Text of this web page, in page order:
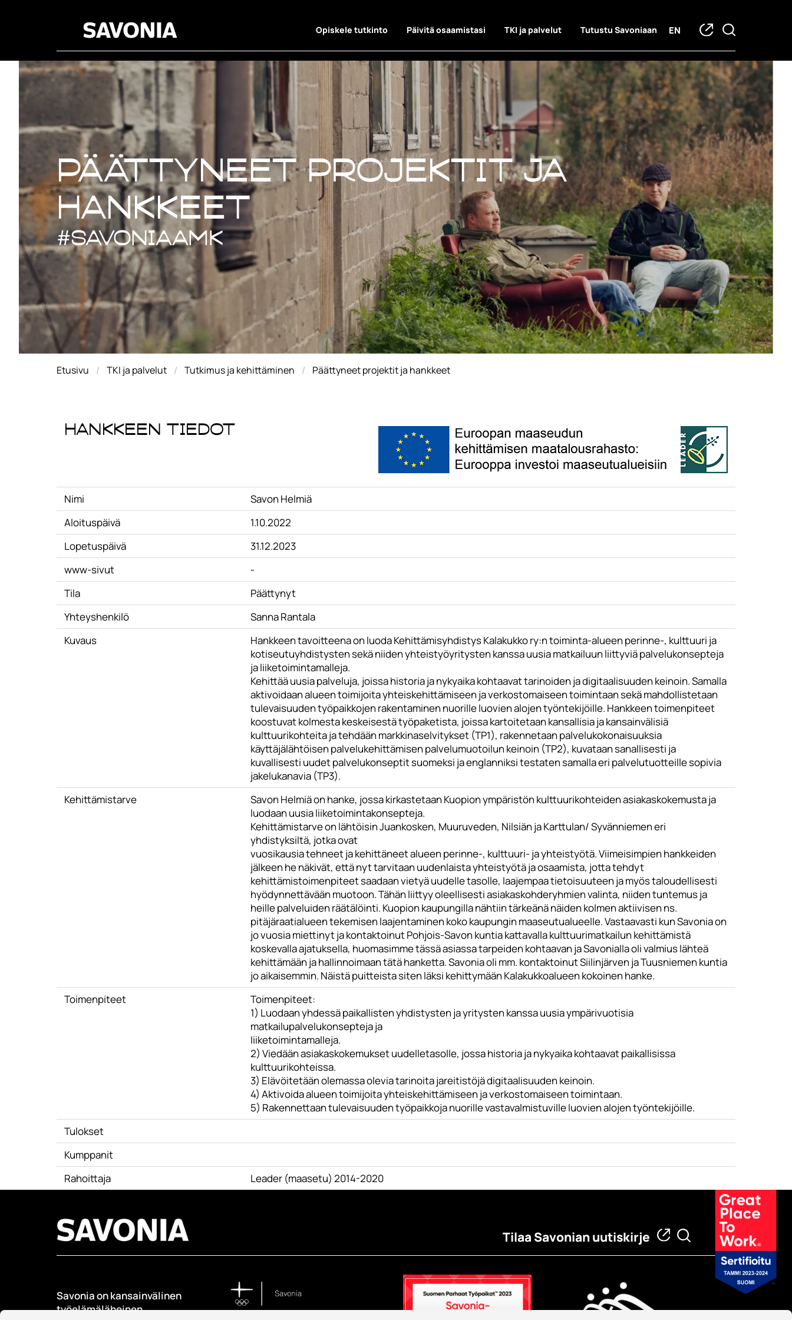
Opiskele tutkinto Päivitä osaamistasi TKI ja palvelut Tutustu Savoniaan EN
Päättyneet projektit ja hankkeet
Päättyneet projektit ja
hankkeet
#savoniaAMK
Etusivu TKI ja palvelut Tutkimus ja kehittäminen Päättyneet projektit ja hankkeet
Hankkeen tiedot
Nimi
Savon Helmiä
Aloituspäivä
1.10.2022
Lopetuspäivä
31.12.2023
www-sivut
-
Tila
Päättynyt
Yhteyshenkilö
Sanna Rantala
Kuvaus
Hankkeen tavoitteena on luoda Kehittämisyhdistys Kalakukko ry:n toiminta-alueen perinne-, kulttuuri ja
kotiseutuyhdistysten sekä niiden yhteistyöyritysten kanssa uusia matkailuun liittyviä palvelukonsepteja
ja liiketoimintamalleja.
Kehittää uusia palveluja, joissa historia ja nykyaika kohtaavat tarinoiden ja digitaalisuuden keinoin. Samalla
aktivoidaan alueen toimijoita yhteiskehittämiseen ja verkostomaiseen toimintaan sekä mahdollistetaan
tulevaisuuden työpaikkojen rakentaminen nuorille luovien alojen työntekijöille. Hankkeen toimenpiteet
koostuvat kolmesta keskeisestä työpaketista, joissa kartoitetaan kansallisia ja kansainvälisiä
kulttuurikohteita ja tehdään markkinaselvitykset (TP1), rakennetaan palvelukokonaisuuksia
käyttäjälähtöisen palvelukehittämisen palvelumuotoilun keinoin (TP2), kuvataan sanallisesti ja
kuvallisesti uudet palvelukonseptit suomeksi ja englanniksi testaten samalla eri palvelutuotteille sopivia
jakelukanavia (TP3).
Kehittämistarve
Savon Helmiä on hanke, jossa kirkastetaan Kuopion ympäristön kulttuurikohteiden asiakaskokemusta ja
luodaan uusia liiketoimintakonsepteja.
Kehittämistarve on lähtöisin Juankosken, Muuruveden, Nilsiän ja Karttulan/ Syvänniemen eri
yhdistyksiltä, jotka ovat
vuosikausia tehneet ja kehittäneet alueen perinne-, kulttuuri- ja yhteistyötä. Viimeisimpien hankkeiden
jälkeen he näkivät, että nyt tarvitaan uudenlaista yhteistyötä ja osaamista, jotta tehdyt
kehittämistoimenpiteet saadaan vietyä uudelle tasolle, laajempaa tietoisuuteen ja myös taloudellisesti
hyödynnettävään muotoon. Tähän liittyy oleellisesti asiakaskohderyhmien valinta, niiden tuntemus ja
heille palveluiden räätälöinti. Kuopion kaupungilla nähtiin tärkeänä näiden kolmen aktiivisen ns.
pitäjäraatialueen tekemisen laajentaminen koko kaupungin maaseutualueelle. Vastaavasti kun Savonia on
jo vuosia miettinyt ja kontaktoinut Pohjois-Savon kuntia kattavalla kulttuurimatkailun kehittämistä
koskevalla ajatuksella, huomasimme tässä asiassa tarpeiden kohtaavan ja Savonialla oli valmius lähteä
kehittämään ja hallinnoimaan tätä hanketta. Savonia oli mm. kontaktoinut Siilinjärven ja Tuusniemen kuntia
jo aikaisemmin. Näistä puitteista siten läksi kehittymään Kalakukkoalueen kokoinen hanke.
Toimenpiteet
Toimenpiteet:
1) Luodaan yhdessä paikallisten yhdistysten ja yritysten kanssa uusia ympärivuotisia
matkailupalvelukonsepteja ja
liiketoimintamalleja.
2) Viedään asiakaskokemukset uudelletasolle, jossa historia ja nykyaika kohtaavat paikallisissa
kulttuurikohteissa.
3) Elävöitetään olemassa olevia tarinoita jareitistöjä digitaalisuuden keinoin.
4) Aktivoida alueen toimijoita yhteiskehittämiseen ja verkostomaiseen toimintaan.
5) Rakennettaan tulevaisuuden työpaikkoja nuorille vastavalmistuville luovien alojen työntekijöille.
Tulokset
Kumppanit
Rahoittaja
Leader (maasetu) 2014-2020
Tilaa Savonian uutiskirje
Savonia on kansainvälinen
työelämäläheinen